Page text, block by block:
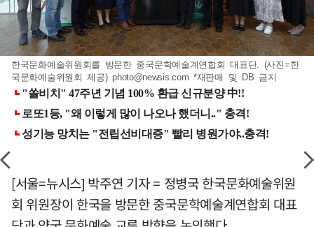
한국문화예술위원회를 방문한 중국문학예술계연합회 대표단. (사진=한
국문화예술위원회 제공)photo@newsis.com *재판매 및 DB 금지
[서울=뉴시스] 박주연 기자 = 정병국 한국문화예술위원
회 위원장이 한국을 방문한 중국문학예술계연합회 대표